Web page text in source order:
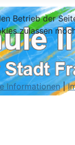
Betrieb der
zulassen
Informationen|